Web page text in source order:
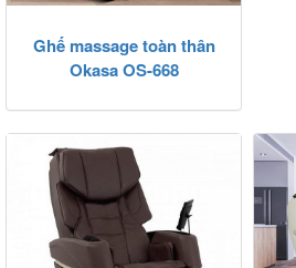
Ghế massage toàn thân
Okasa OS-668